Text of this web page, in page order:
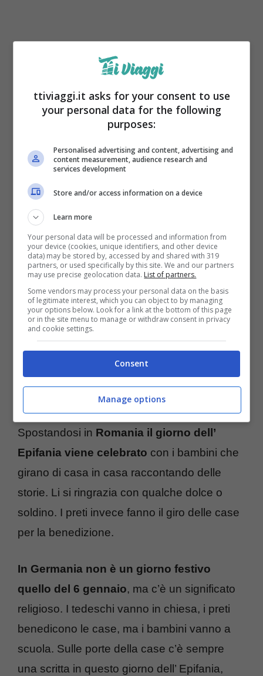
Francia, la notte dell’ Epifania viene
celebrata mangiando un dolce molto
speciale, “la galette des rois”al cui interno
si trova una fava. A chi spetta la fetta con la
fava sarà nominato re o regina. Viene
sempre lasciata una fetta per una persona
povera in caso si dovesse presentare alla
porta.
Spostandosi in Romania il giorno dell’
Epifania viene celebrato con i bambini che
girano di casa in casa raccontando delle
storie. Li si ringrazia con qualche dolce o
soldino. I preti invece fanno il giro delle case
per la benedizione.
In Germania non è un giorno festivo
quello del 6 gennaio, ma c’è un significato
religioso. I tedeschi vanno in chiesa, i preti
benedicono le case, ma i bambini vanno a
scuola. Sulle porte della case c’è sempre
una scritta in questo giorno dell’ Epifania,
ttiviaggi.it asks for your consent to use
your personal data for the following
purposes:
Personalised advertising and content, advertising and
content measurement, audience research and
services development
Store and/or access information on a device
Learn more
Your personal data will be processed and information from
your device (cookies, unique identifiers, and other device
data) may be stored by, accessed by and shared with 319
partners, or used specifically by this site. We and our partners
may use precise geolocation data. List of partners.
Some vendors may process your personal data on the basis
of legitimate interest, which you can object to by managing
your options below. Look for a link at the bottom of this page
or in the site menu to manage or withdraw consent in privacy
and cookie settings.
Consent
Manage options